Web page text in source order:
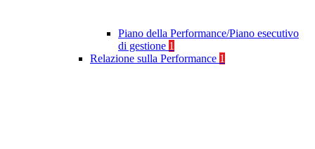
Piano della Performance/Piano esecutivo
di gestione 1
Relazione sulla Performance 1